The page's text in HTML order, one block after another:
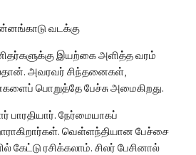
வடக்கு
இயற்கை அளித்த வரம்
அவரவர் சிந்தனைகள்,
பொறுத்தே பேச்சு அமைகிறது.
வெள்ளந்தியான பேச்சை
கேட்டு ரசிக்கலாம். சிலர் பேசினால்